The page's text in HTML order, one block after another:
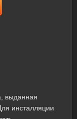
выданная
инсталляции